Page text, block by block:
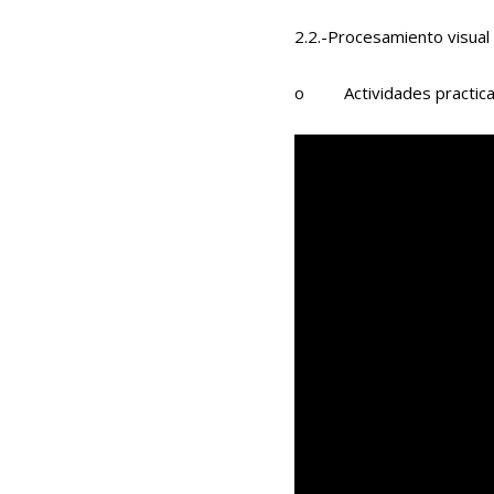
2.2.-Procesamiento
o Actividades